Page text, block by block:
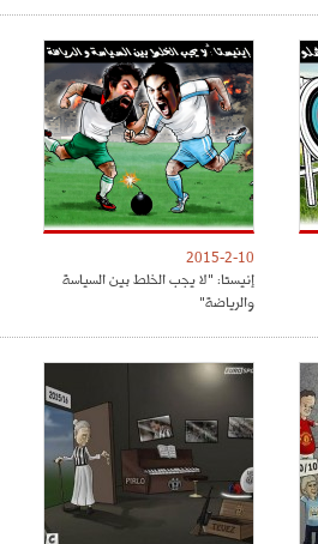
2015-2-10
إنيستا: "لا يجب الخلط بين السياسة
والرياضة"